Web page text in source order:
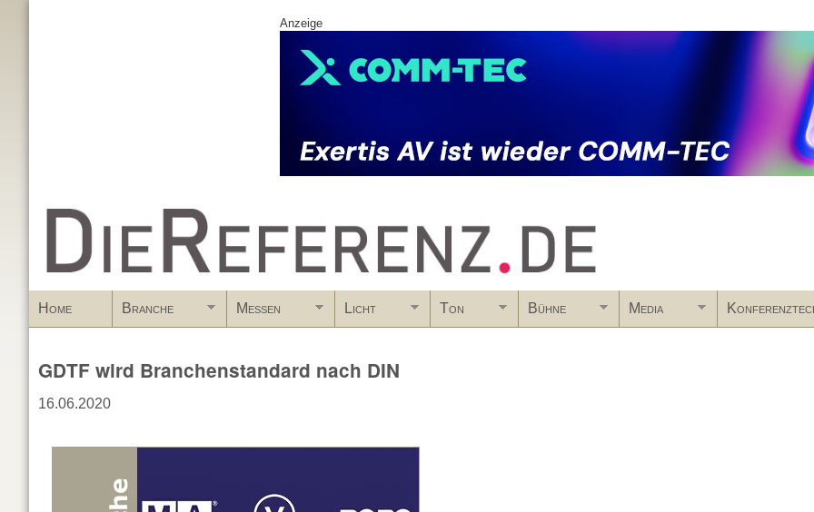
Anzeige
www.DieReferenz.de
Home Branche Messen Licht Ton Bühne Media
GDTF wird Branchenstandard nach DIN
16.06.2020